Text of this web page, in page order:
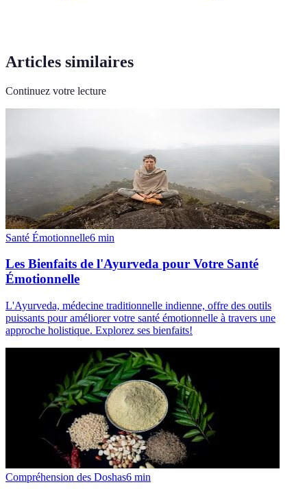
Articles similaires
Continuez votre lecture
Santé Émotionnelle6 min
Les Bienfaits de l'Ayurveda pour Votre Santé
Émotionnelle
L'Ayurveda, médecine traditionnelle indienne, offre des outils
puissants pour améliorer votre santé émotionnelle à travers une
approche holistique. Explorez ses bienfaits!
Compréhension des Doshas6 min